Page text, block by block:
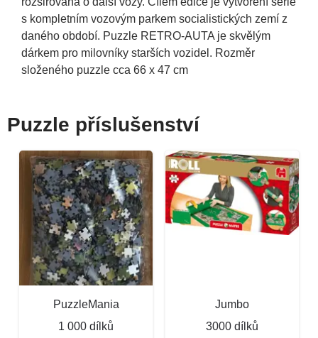
s kompletním vozovým parkem socialistických zemí z
daného období. Puzzle RETRO-AUTA je skvělým
dárkem pro milovníky starších vozidel. Rozměr
složeného puzzle cca 66 x 47 cm
Puzzle příslušenství
PuzzleMania
1 000 dílků
Jumbo
3000 dílků